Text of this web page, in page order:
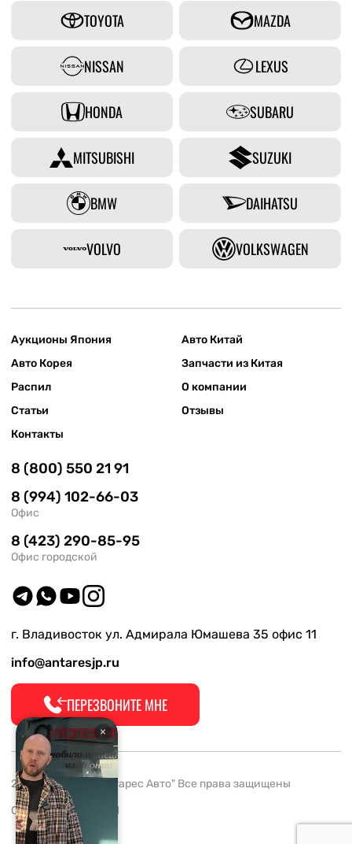
TOYOTA MAZDA
NISSAN LEXUS
HONDA SUBARU
MITSUBISHI SUZUKI
BMW DAIHATSU
VOLVO VOLKSWAGEN
Аукционы Япония
Авто Китай
Авто Корея
Запчасти из Китая
Распил
О компании
Статьи
Отзывы
Контакты
8 (800) 550 21 91
8 (994) 102-66-03
Офис
8 (423) 290-85-95
Офис городской
г. Владивосток ул. Адмирала Юмашева 35 офис 11
info@antaresjp.ru
ПЕРЕЗВОНИТЕ МНЕ
2008-2026 ООО "Антарес Авто" Все права защищены
ОГРН 1132537005061